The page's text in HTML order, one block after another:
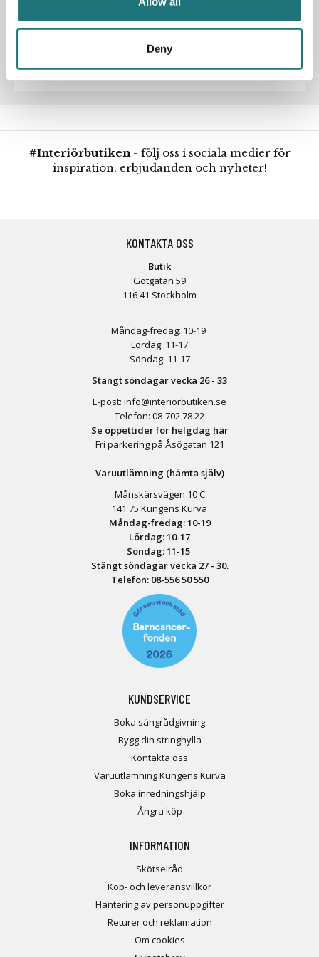
Deny
Artikelnummer
190300
#Interiörbutiken- följ oss i sociala medier för
inspiration, erbjudanden och nyheter!
KONTAKTA OSS
Butik
Götgatan 59
116 41 Stockholm
Måndag-fredag: 10-19
Lördag: 11-17
Söndag: 11-17
Stängt söndagar vecka 26 - 33
E-post: info@interiorbutiken.se
Telefon: 08-702 78 22
Se öppettider för helgdag här
Fri parkering på Åsögatan 121
Varuutlämning (hämta själv)
Månskärsvägen 10 C
141 75 Kungens Kurva
Måndag-fredag: 10-19
Lördag: 10-17
Söndag: 11-15
Stängt söndagar vecka 27 - 30.
Telefon: 08-556 50 550
KUNDSERVICE
Boka sängrådgivning
Bygg din stringhylla
Kontakta oss
Varuutlämning Kungens Kurva
Boka inredningshjälp
Ångra köp
INFORMATION
Skötselråd
Köp- och leveransvillkor
Hantering av personuppgifter
Returer och reklamation
Om cookies